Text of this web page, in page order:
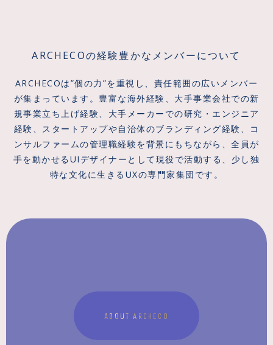
ARCHECOの経験豊かなメンバーについて
ARCHECOは”個の力”を重視し、責任範囲の広いメンバー
が集まっています。豊富な海外経験、大手事業会社での新
規事業立ち上げ経験、大手メーカーでの研究・エンジニア
経験、スタートアップや自治体のブランディング経験、コ
ンサルファームの管理職経験を背景にもちながら、全員が
手を動かせるUIデザイナーとして現役で活動する、少し独
特な文化に生きるUXの専門家集団です。
ABOUT ARCHECO